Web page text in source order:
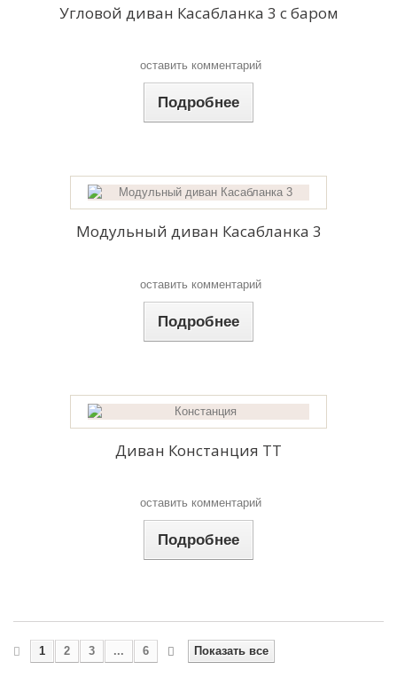
Угловой диван Касабланка 3 с баром
оставить комментарий
Подробнее
Модульный диван Касабланка 3
оставить комментарий
Подробнее
Диван Констанция ТТ
оставить комментарий
Подробнее
Показать все
1 2 3 ... 6